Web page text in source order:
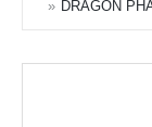
DRAGON